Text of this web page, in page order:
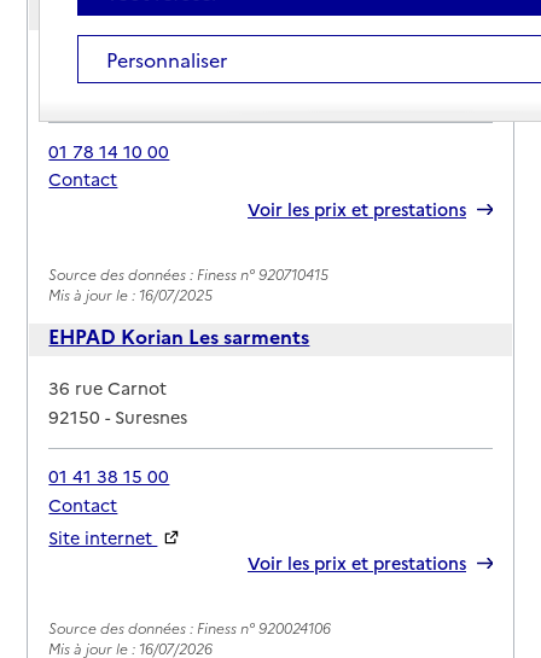
EHPAD Résidence La Chesnaye
Adresse
25 route des Fusillés de la Résistance 1940-1944
92150-Suresnes
01 78 14 10 00
Contact
Voir les prix et prestations
Source des données : Finess n° 920710415
Mis à jour le : 16/07/2025
EHPAD Korian Les sarments
Adresse
36 rue Carnot
92150-Suresnes
01 41 38 15 00
Contact
Site internet
Voir les prix et prestations
Source des données : Finess n° 920024106
Mis à jour le : 16/07/2026
Personnaliser